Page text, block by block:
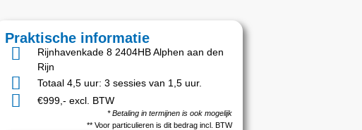
Praktische informatie
Rijnhavenkade 8 2404HB Alphen aan den
Rijn
Totaal 4,5 uur: 3 sessies van 1,5 uur.
€999,- excl. BTW
*Betaling in termijnen is ook mogelijk
** Voor particulieren is dit bedrag incl. BTW